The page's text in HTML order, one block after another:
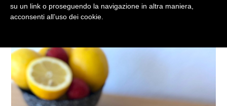
su un link o proseguendo la navigazione in altra maniera,
acconsenti all’uso dei cookie.